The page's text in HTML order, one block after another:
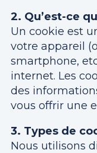
2. Qu’est-ce
Un cookie est
votre appareil
smartphone,
internet. Les
des
vous offrir une
3. Types de
Nous utilisons